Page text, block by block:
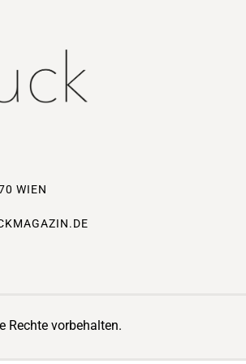
WIEN
Rechte vorbehalten.